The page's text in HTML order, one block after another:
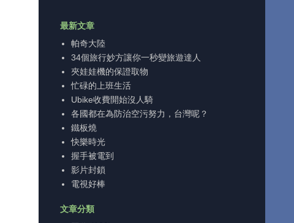
最新文章
帕奇大陸
34個旅行妙方讓你一秒變旅遊達人
夾娃娃機的保證取物
忙碌的上班生活
Ubike收費開始沒人騎
各國都在為防治空污努力，台灣呢？
鐵板燒
快樂時光
握手被電到
影片封鎖
電視好棒
文章分類